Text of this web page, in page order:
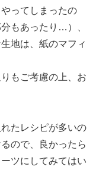
ってしまったの
もあったり…）、
地は、紙のマフィ
もご考慮の上、お
たレシピが多いの
ので、良かったら
ツにしてみてはい